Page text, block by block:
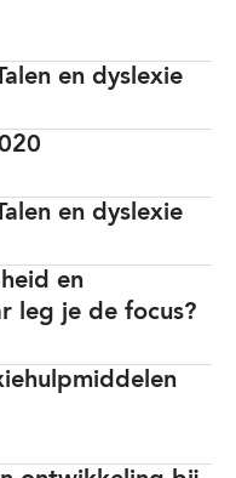
en dyslexie
en dyslexie
en
leg je de focus?